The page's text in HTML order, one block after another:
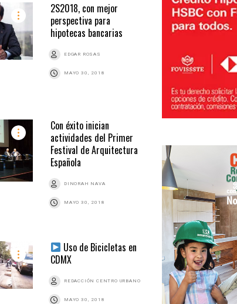
2S2018, con mejor
perspectiva para
hipotecas bancarias
EDGAR ROSAS
MAYO 30, 2018
Con éxito inician
actividades del Primer
Festival de Arquitectura
Española
DINORAH NAVA
MAYO 30, 2018
Uso de Bicicletas en
CDMX
REDACCIÓN CENTRO URBANO
MAYO 30, 2018